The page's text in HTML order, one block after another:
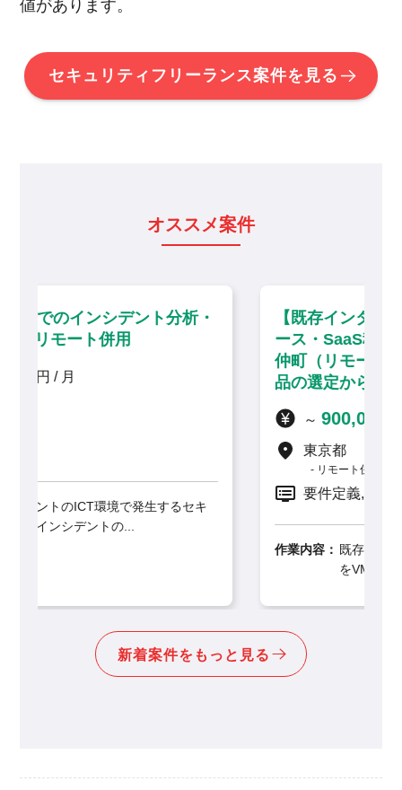
値があります。
セキュリティフリーランス案件を見る
オススメ案件
析・
【既存インターネット閲覧環境のリプレ
ース・SaaS移行に伴う技術支援】門前
仲町（リモート併用）／セキュリティ製
品の選定から携わる上流インフラ案件
既存のインターネット閲覧環境システム
新着案件をもっと見る